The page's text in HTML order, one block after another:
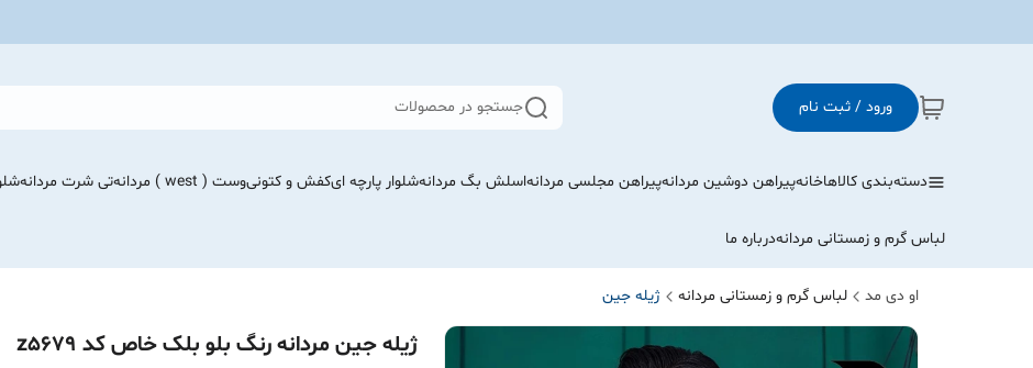
ورود / ثبت نام جستجو در محصولات
دسته‌بندی کالاهاخانهپیراهن دوشین مردانهپیراهن مجلسی مردانهاسلش بگ مردانهشلوار پارچه ایکفش و کتونیوست ( west ) مردانه تی شرت مردانه
لباس گرم و زمستانی مردانهدرباره ما
او دی مد لباس گرم و زمستانی مردانه ژیله جین
ژیله جین مردانه رنگ بلو بلک خاص کد z5679